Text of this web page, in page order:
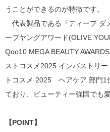
うことができるのが特徴です。
代表製品である『ディープ ダ
ーブヤングアワード(OLIVE
Qoo10 MEGA BEAUTY
ストコスメ2025 インバストリ
トコスメ 2025 ヘアケア 部門1
ており、ビューティー強国でも
【POINT】